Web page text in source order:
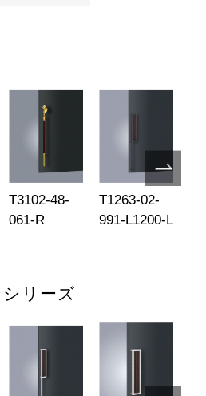
T3102-48-
061-R
T1263-02-
991-L1200-L
リーズ